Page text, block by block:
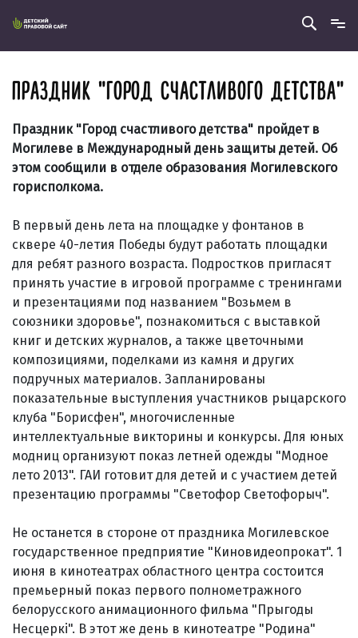
ПРАЗДНИК "ГОРОД СЧАСТЛИВОГО ДЕТСТВА"
Праздник "Город счастливого детства" пройдет в
Могилеве в Международный день защиты детей. Об
этом сообщили в отделе образования Могилевского
горисполкома.
В первый день лета на площадке у фонтанов в
сквере 40-летия Победы будут работать площадки
для ребят разного возраста. Подростков пригласят
принять участие в игровой программе с тренингами
и презентациями под названием "Возьмем в
союзники здоровье", познакомиться с выставкой
книг и детских журналов, а также цветочными
композициями, поделками из камня и других
подручных материалов. Запланированы
показательные выступления участников рыцарского
клуба "Борисфен", многочисленные
интеллектуальные викторины и конкурсы. Для юных
модниц организуют показ летней одежды "Модное
лето 2013". ГАИ готовит для детей и с участием детей
презентацию программы "Светофор Светофорыч".
Не останется в стороне от праздника Могилевское
государственное предприятие "Киновидеопрокат". 1
июня в кинотеатрах областного центра состоится
премьерный показ первого полнометражного
белорусского анимационного фильма "Прыгоды
Несцеркі". В этот же день в кинотеатре "Родина"